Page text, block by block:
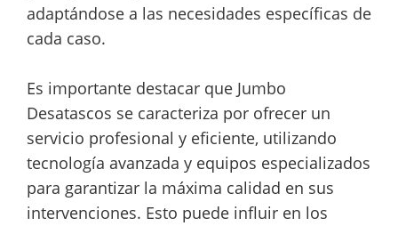
adaptándose a las necesidades específicas de
cada caso.
Es importante destacar que Jumbo
Desatascos se caracteriza por ofrecer un
servicio profesional y eficiente, utilizando
tecnología avanzada y equipos especializados
para garantizar la máxima calidad en sus
intervenciones. Esto puede influir en los